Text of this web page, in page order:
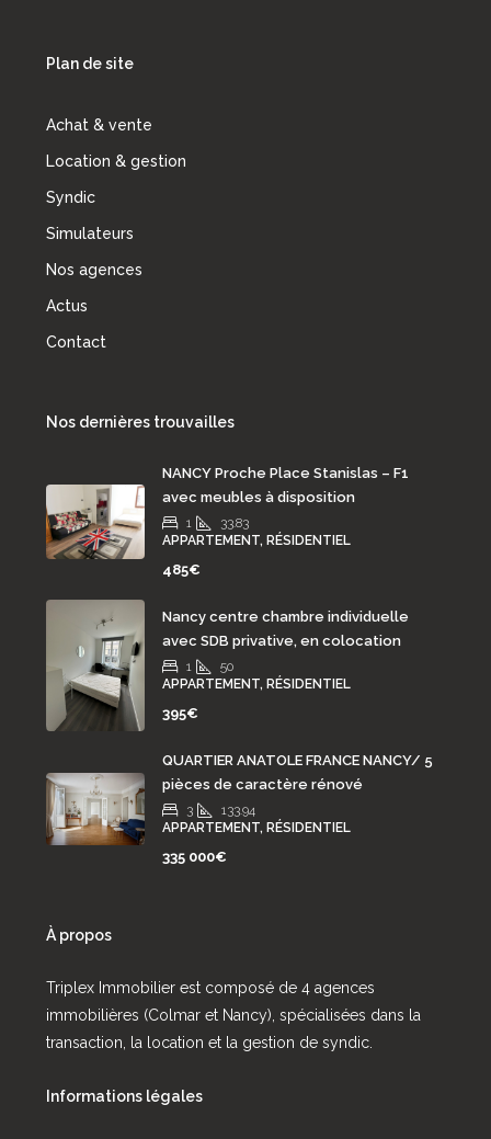
Plan de site
Achat & vente
Location & gestion
Syndic
Simulateurs
Nos agences
Actus
Contact
Nos dernières trouvailles
NANCY Proche Place Stanislas – F1
avec meubles à disposition
1
33.83
APPARTEMENT, RÉSIDENTIEL
485€
Nancy centre chambre individuelle
avec SDB privative, en colocation
1
50
APPARTEMENT, RÉSIDENTIEL
395€
QUARTIER ANATOLE FRANCE NANCY/ 5
pièces de caractère rénové
3
133.94
APPARTEMENT, RÉSIDENTIEL
335 000€
À propos
Triplex Immobilier est composé de 4 agences
immobilières (Colmar et Nancy), spécialisées dans la
transaction, la location et la gestion de syndic.
Informations légales